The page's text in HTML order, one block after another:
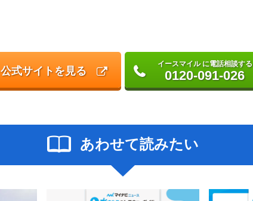
公式サイトを見る
イースマイル に電話相談する
0120-091-026
あわせて読みたい